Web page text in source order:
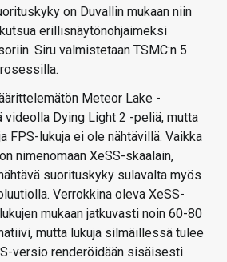
on Duvallin mukaan niin
erillisnäytönohjaimeksi
Siru valmistetaan TSMC:n 5
Meteor Lake -
Dying Light 2 -peliä, mutta
FPS-lukuja ei ole nähtävillä. Vaikka
nimenomaan XeSS-skaalain,
suorituskyky sulavalta myös
Verrokkina oleva XeSS-
mukaan jatkuvasti noin 60-80
mutta lukuja silmäillessä tulee
versio renderöidään sisäisesti